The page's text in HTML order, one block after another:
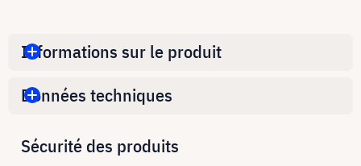
Informations sur le produit
Données techniques
Sécurité des produits